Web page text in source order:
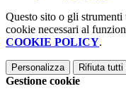
Questo sito o gli
cookie necessari al
COOKIE POLICY.
Personalizza Rifiuta tutti
Gestione cookie